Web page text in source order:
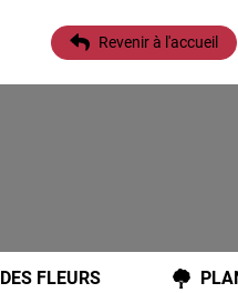
Revenir à l'accueil
FLEURS